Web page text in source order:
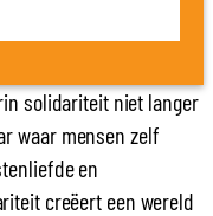
solidariteit niet langer
waar mensen zelf
en
creëert een wereld